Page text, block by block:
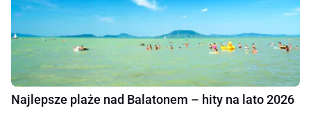
Najlepsze plaże nad Balatonem – hity na lato 2026